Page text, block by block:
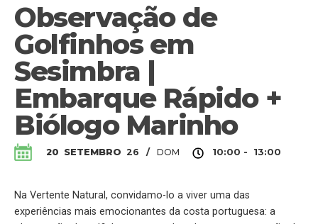
Observação de
Golfinhos em
Sesimbra |
Embarque Rápido +
Biólogo Marinho
20 SETEMBRO 26 / DOM 10:00 - 13:00
Na Vertente Natural, convidamo-lo a viver uma das
experiências mais emocionantes da costa portuguesa: a